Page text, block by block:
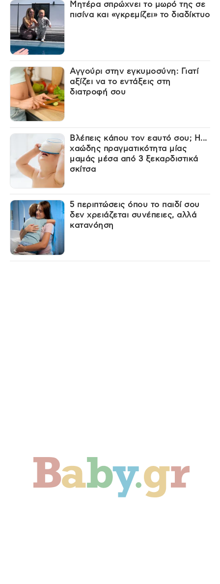
Μητέρα σπρώχνει το μωρό της σε
πισίνα και «γκρεμίζει» το διαδίκτυο
Αγγούρι στην εγκυμοσύνη: Γιατί
αξίζει να το εντάξεις στη
διατροφή σου
Βλέπεις κάπου τον εαυτό σου; Η...
χαώδης πραγματικότητα μίας
μαμάς μέσα από 3 ξεκαρδιστικά
σκίτσα
5 περιπτώσεις όπου το παιδί σου
δεν χρειάζεται συνέπειες, αλλά
κατανόηση